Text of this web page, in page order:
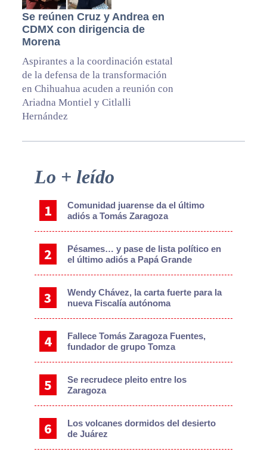
Se reúnen Cruz y Andrea en
CDMX con dirigencia de
Morena
Aspirantes a la coordinación estatal
de la defensa de la transformación
en Chihuahua acuden a reunión con
Ariadna Montiel y Citlalli
Hernández
Primary
Lo + leído
Comunidad juarense da el último
adiós a Tomás Zaragoza
Pésames… y pase de lista político en
el último adiós a Papá Grande
Wendy Chávez, la carta fuerte para la
nueva Fiscalía autónoma
Fallece Tomás Zaragoza Fuentes,
fundador de grupo Tomza
Se recrudece pleito entre los
Zaragoza
Los volcanes dormidos del desierto
de Juárez